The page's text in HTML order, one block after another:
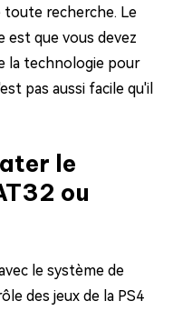
toute recherche. Le
est que vous devez
la technologie pour
pas aussi facile qu'il
le
ou
le système de
des jeux de la PS4